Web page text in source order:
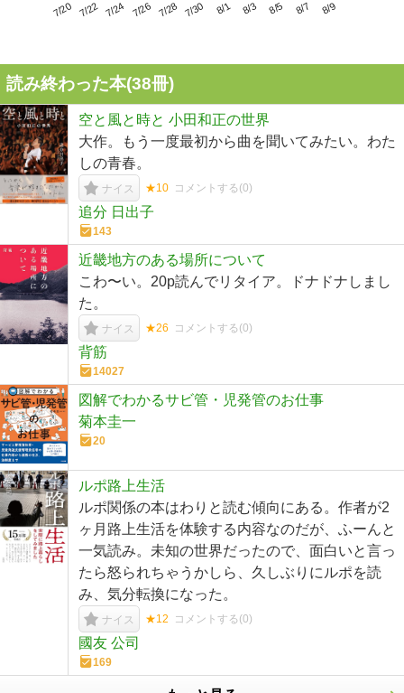
7/20 7/22 7/24 7/26 7/28 7/30 8/1 8/3 8/5 8/7 8/9
読み終わった本(38冊)
空と風と時と 小田和正の世界
大作。もう一度最初から曲を聞いてみたい。わた
しの青春。
ナイス ★10 コメントする(0)
追分 日出子
143
近畿地方のある場所について
こわ〜い。20p読んでリタイア。ドナドナしまし
た。
ナイス ★26 コメントする(0)
背筋
14027
図解でわかるサビ管・児発管のお仕事
菊本圭一
20
ルポ路上生活
ルポ関係の本はわりと読む傾向にある。作者が2
ヶ月路上生活を体験する内容なのだが、ふーんと
一気読み。未知の世界だったので、面白いと言っ
たら怒られちゃうかしら、久しぶりにルポを読
み、気分転換になった。
ナイス ★12 コメントする(0)
國友 公司
169